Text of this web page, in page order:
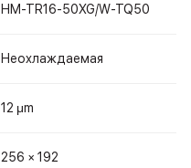
HM-TR16-50XG/W-TQ50
Неохлаждаемая
12 μm
256 × 192